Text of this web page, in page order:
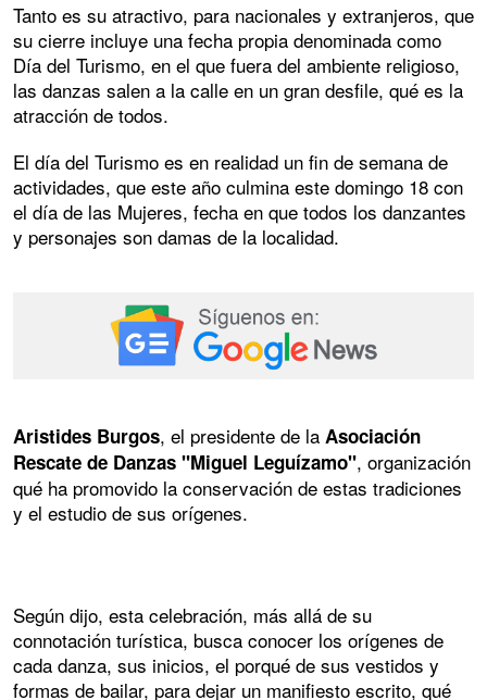
Tanto es su atractivo, para nacionales y extranjeros, que
su cierre incluye una fecha propia denominada como
Día del Turismo, en el que fuera del ambiente religioso,
las danzas salen a la calle en un gran desfile, qué es la
atracción de todos.
El día del Turismo es en realidad un fin de semana de
actividades, que este año culmina este domingo 18 con
el día de las Mujeres, fecha en que todos los danzantes
y personajes son damas de la localidad.
Aristides Burgos, el presidente de la Asociación
Rescate de Danzas "Miguel Leguízamo", organización
qué ha promovido la conservación de estas tradiciones
y el estudio de sus orígenes.
Según dijo, esta celebración, más allá de su
connotación turística, busca conocer los orígenes de
cada danza, sus inicios, el porqué de sus vestidos y
formas de bailar, para dejar un manifiesto escrito, qué